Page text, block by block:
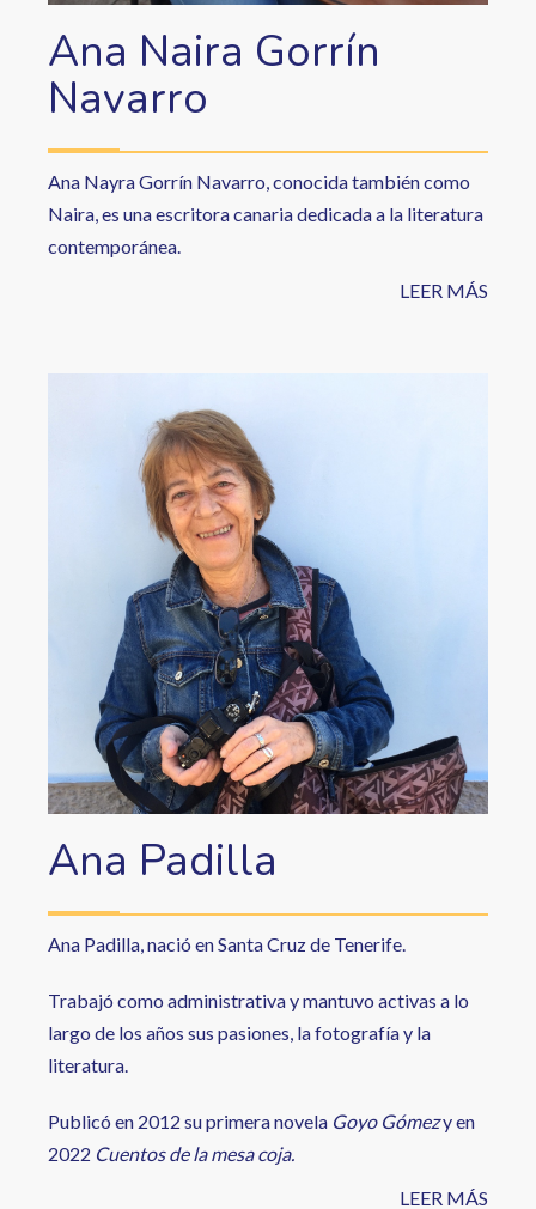
Ana Naira Gorrín
Navarro
Ana Nayra Gorrín Navarro, conocida también como
Naira, es una escritora canaria dedicada a la literatura
contemporánea.
LEER MÁS
Ana Padilla
Ana Padilla, nació en Santa Cruz de Tenerife.
Trabajó como administrativa y mantuvo activas a lo
largo de los años sus pasiones, la fotografía y la
literatura.
Publicó en 2012 su primera novela Goyo Gómezy en
2022 Cuentos de la mesa coja.
LEER MÁS